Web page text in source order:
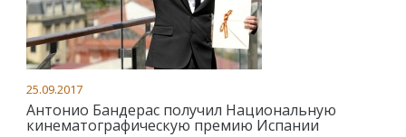
25.09.2017
Антонио Бандерас получил Национальную
кинематографическую премию Испании